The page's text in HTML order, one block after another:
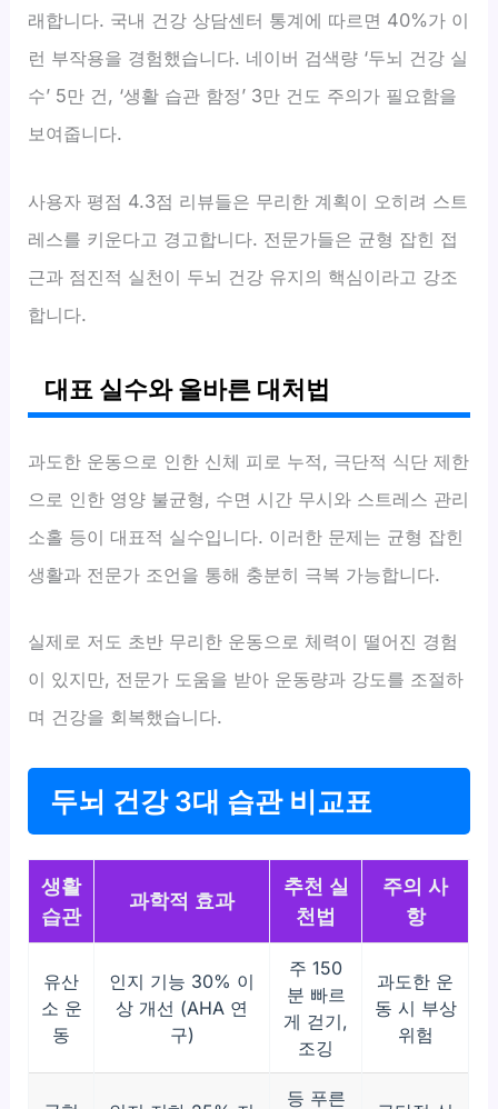
래합니다. 국내 건강 상담센터 통계에 따르면 40%가 이
런 부작용을 경험했습니다. 네이버 검색량 ‘두뇌 건강 실
수’ 5만 건, ‘생활 습관 함정’ 3만 건도 주의가 필요함을
보여줍니다.
사용자 평점 4.3점 리뷰들은 무리한 계획이 오히려 스트
레스를 키운다고 경고합니다. 전문가들은 균형 잡힌 접
근과 점진적 실천이 두뇌 건강 유지의 핵심이라고 강조
합니다.
대표 실수와 올바른 대처법
과도한 운동으로 인한 신체 피로 누적, 극단적 식단 제한
으로 인한 영양 불균형, 수면 시간 무시와 스트레스 관리
소홀 등이 대표적 실수입니다. 이러한 문제는 균형 잡힌
생활과 전문가 조언을 통해 충분히 극복 가능합니다.
실제로 저도 초반 무리한 운동으로 체력이 떨어진 경험
이 있지만, 전문가 도움을 받아 운동량과 강도를 조절하
며 건강을 회복했습니다.
두뇌 건강 3대 습관 비교표
생활
습관
과학적 효과
추천 실
천법
주의 사
항
유산
소 운
동
인지 기능 30% 이
상 개선 (AHA 연
구)
주 150
분 빠르
게 걷기,
조깅
과도한 운
동 시 부상
위험
등 푸른